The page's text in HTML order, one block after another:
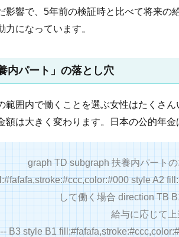
影響で、5年前の検証時と比べて将来
になっています。
内パート」の落とし穴
範囲内で働くことを選ぶ女性はたくさん
は大きく変わります。日本の公的年金
graph TD subgraph 扶養内パート
style A2
して働く場合 direction TB
給与に応じて
B3 style B1